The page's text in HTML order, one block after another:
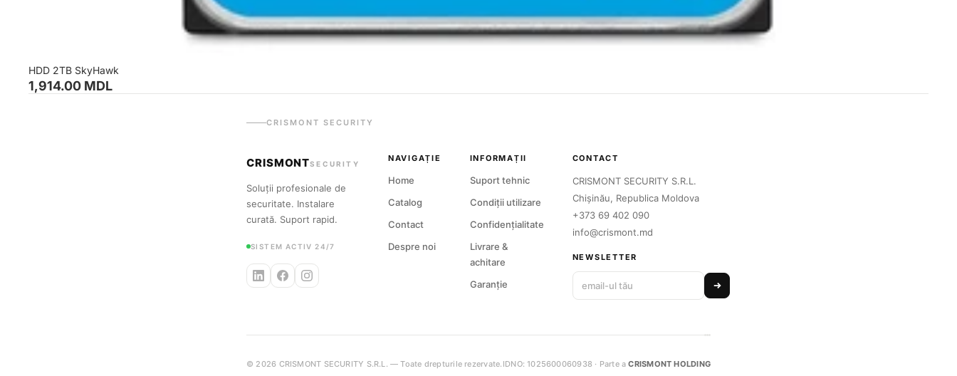
HDD 2TB SkyHawk
1,914.00 MDL
CRISMONT SECURITY
CRISMONTSECURITY
Soluții profesionale de
securitate. Instalare
curată. Suport rapid.
SISTEM ACTIV 24/7
NAVIGAȚIE
Home
Catalog
Contact
Despre noi
INFORMAȚII
Suport tehnic
Condiții utilizare
Confidențialitate
Livrare &
achitare
Garanție
CONTACT
CRISMONT SECURITY S.R.L.
Chișinău, Republica Moldova
+373 69 402 090
info@crismont.md
NEWSLETTER
© 2026 CRISMONT SECURITY S.R.L. — Toate drepturile rezervate. IDNO: 1025600060938 · Parte aCRISMONT HOLDING